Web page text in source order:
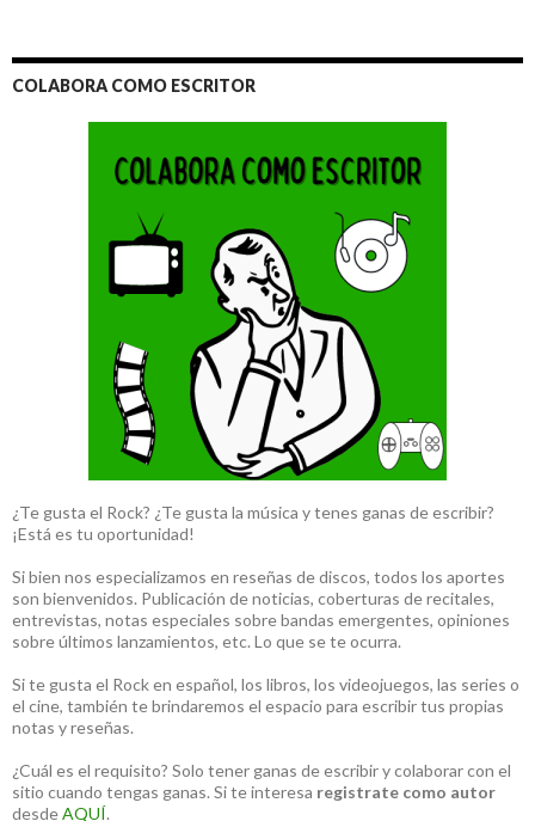
COLABORA COMO ESCRITOR
¿Te gusta el Rock? ¿Te gusta la música y tenes ganas de escribir?
¡Está es tu oportunidad!
Si bien nos especializamos en reseñas de discos, todos los aportes
son bienvenidos. Publicación de noticias, coberturas de recitales,
entrevistas, notas especiales sobre bandas emergentes, opiniones
sobre últimos lanzamientos, etc. Lo que se te ocurra.
Si te gusta el Rock en español, los libros, los videojuegos, las series o
el cine, también te brindaremos el espacio para escribir tus propias
notas y reseñas.
¿Cuál es el requisito? Solo tener ganas de escribir y colaborar con el
sitio cuando tengas ganas. Si te interesa registrate como autor
desdeAQUÍ.